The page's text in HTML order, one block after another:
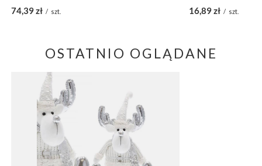
74,39 zł / szt. 16,89 zł / szt.
OSTATNIO OGLĄDANE